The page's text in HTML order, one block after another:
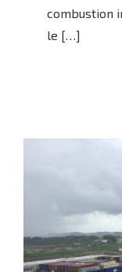
combustion
le […]